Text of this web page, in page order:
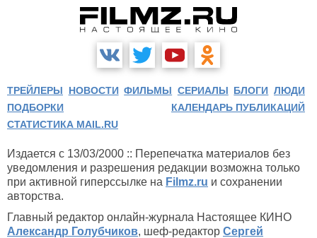
ТРЕЙЛЕРЫ НОВОСТИ ФИЛЬМЫ СЕРИАЛЫ БЛОГИ ЛЮДИ
ПОДБОРКИ
КАЛЕНДАРЬ ПУБЛИКАЦИЙ
СТАТИСТИКА MAIL.RU
Издается с 13/03/2000 :: Перепечатка материалов без
уведомления и разрешения редакции возможна только
при активной гиперссылке на Filmz.ru и сохранении
авторства.
Главный редактор онлайн-журнала Настоящее КИНО
Александр Голубчиков, шеф-редактор Сергей